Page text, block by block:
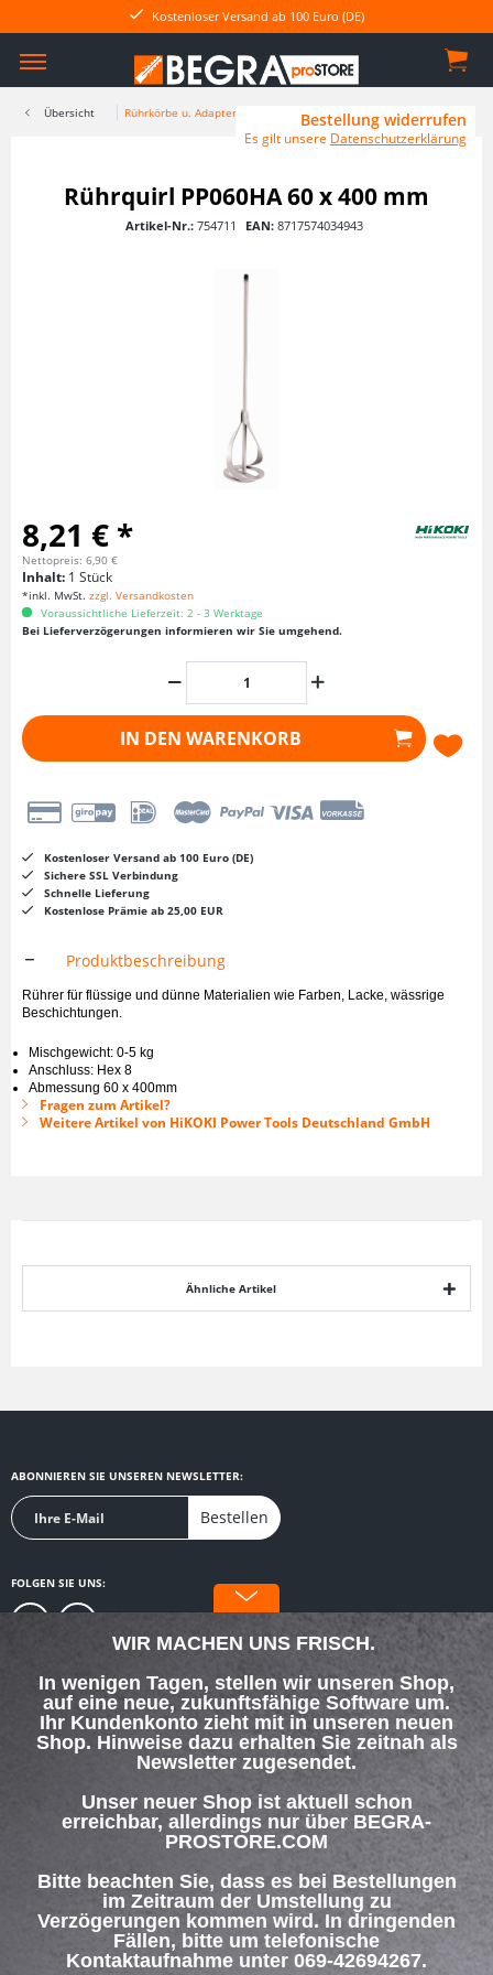
Kostenloser Versand ab 100 Euro (DE)
Übersicht Rührkörbe u. Adapter
Rührquirl PP060HA 60 x 400 mm
Artikel-Nr.: 754711 EAN: 8717574034943
8,21 € *
Nettopreis: 6,90 €
Inhalt: 1 Stück
*inkl. MwSt. zzgl. Versandkosten
Voraussichtliche Lieferzeit: 2 - 3 Werktage
Bei Lieferverzögerungen informieren wir Sie umgehend.
IN DEN WARENKORB
Kostenloser Versand ab 100 Euro (DE)
Sichere SSL Verbindung
Schnelle Lieferung
Kostenlose Prämie ab 25,00 EUR
Produktbeschreibung
Rührer für flüssige und dünne Materialien wie Farben, Lacke, wässrige
Beschichtungen.
Mischgewicht: 0-5 kg
Anschluss: Hex 8
Abmessung 60 x 400mm
Fragen zum Artikel?
Weitere Artikel von HiKOKI Power Tools Deutschland GmbH
Ähnliche Artikel
ABONNIEREN SIE UNSEREN NEWSLETTER:
Bestellen
FOLGEN SIE UNS:
WIR MACHEN UNS FRISCH.
In wenigen Tagen, stellen wir unseren Shop,
auf eine neue, zukunftsfähige Software um.
Ihr Kundenkonto zieht mit in unseren neuen
Shop. Hinweise dazu erhalten Sie zeitnah als
Newsletter zugesendet.
Unser neuer Shop ist aktuell schon
erreichbar, allerdings nur über BEGRA-
PROSTORE.COM
Bitte beachten Sie, dass es bei Bestellungen
im Zeitraum der Umstellung zu
Verzögerungen kommen wird. In dringenden
Fällen, bitte um telefonische
Kontaktaufnahme unter 069-42694267.
SERVICE HOTLINE
INFORMATIONEN
Über uns Hilfe / Support Kontakt
Versand und Zahlungsbedingungen Widerrufsrecht Datenschutz
Bestellung widerrufen
Es gilt unsere Datenschutzerklärung